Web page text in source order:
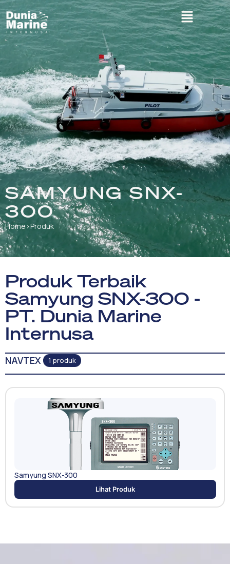
SAMYUNG SNX-
300
Home ›Produk
Produk Terbaik
Samyung SNX-300 -
PT. Dunia Marine
Internusa
NAVTEX 1 produk
Samyung SNX-300
Lihat Produk